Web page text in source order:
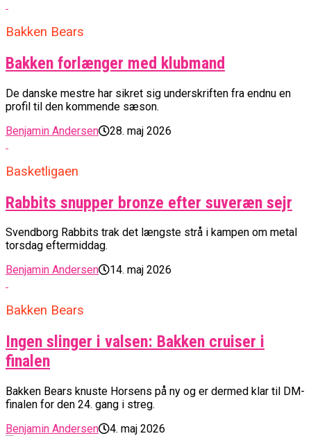
Bakken Bears
Bakken forlænger med klubmand
De danske mestre har sikret sig underskriften fra endnu en
profil til den kommende sæson.
Benjamin Andersen
28. maj 2026
Basketligaen
Rabbits snupper bronze efter suveræn sejr
Svendborg Rabbits trak det længste strå i kampen om metal
torsdag eftermiddag.
Benjamin Andersen
14. maj 2026
Bakken Bears
Ingen slinger i valsen: Bakken cruiser i
finalen
Bakken Bears knuste Horsens på ny og er dermed klar til DM-
finalen for den 24. gang i streg.
Benjamin Andersen
4. maj 2026